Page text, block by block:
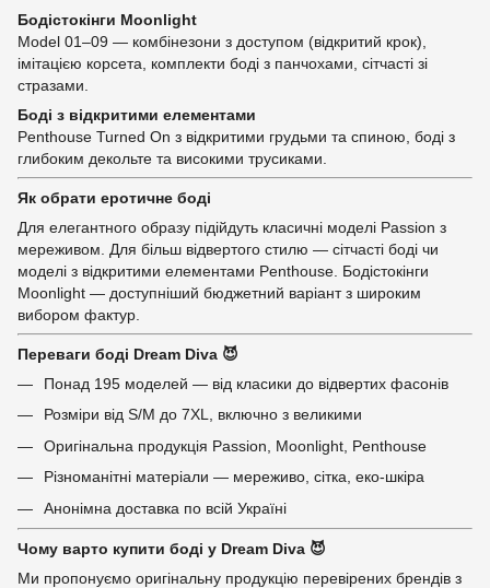
Бодістокінги Moonlight
Model 01–09 — комбінезони з доступом (відкритий крок),
імітацією корсета, комплекти боді з панчохами, сітчасті зі
стразами.
Боді з відкритими елементами
Penthouse Turned On з відкритими грудьми та спиною, боді з
глибоким декольте та високими трусиками.
Як обрати еротичне боді
Для елегантного образу підійдуть класичні моделі Passion з
мереживом. Для більш відвертого стилю — сітчасті боді чи
моделі з відкритими елементами Penthouse. Бодістокінги
Moonlight — доступніший бюджетний варіант з широким
вибором фактур.
Переваги боді Dream Diva 😈
Понад 195 моделей — від класики до відвертих фасонів
Розміри від S/M до 7XL, включно з великими
Оригінальна продукція Passion, Moonlight, Penthouse
Різноманітні матеріали — мереживо, сітка, еко-шкіра
Анонімна доставка по всій Україні
Чому варто купити боді у Dream Diva 😈
Ми пропонуємо оригінальну продукцію перевірених брендів з